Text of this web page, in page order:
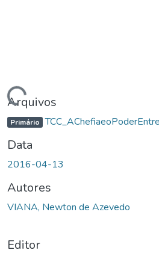
Arquivos
Primário
Data
2016-04-13
Autores
VIANA, Newton de Azevedo
Editor